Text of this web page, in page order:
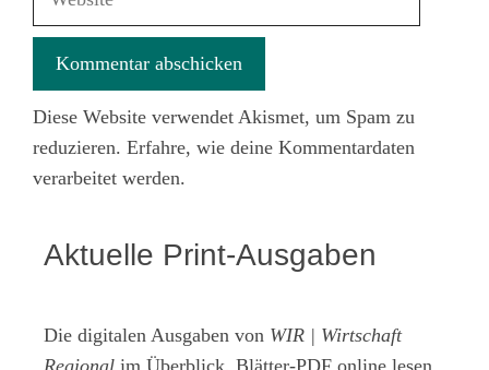
Diese Website verwendet Akismet, um Spam zu
reduzieren. Erfahre, wie deine Kommentardaten
verarbeitet werden.
Aktuelle Print-Ausgaben
Die digitalen Ausgaben von WIR | Wirtschaft